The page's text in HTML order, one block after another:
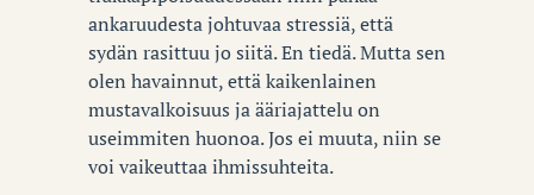
ankaruudesta johtuvaa stressiä, että
sydän rasittuu jo siitä. En tiedä. Mutta sen
olen havainnut, että kaikenlainen
mustavalkoisuus ja ääriajattelu on
useimmiten huonoa. Jos ei muuta, niin se
voi vaikeuttaa ihmissuhteita.